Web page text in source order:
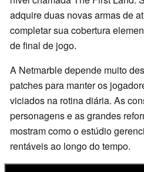
adquire duas novas armas de
completar sua cobertura
de final de jogo.
A Netmarble depende muito
patches para manter os
viciados na rotina diária. As
personagens e as grandes
mostram como o estúdio
rentáveis ao longo do tempo.